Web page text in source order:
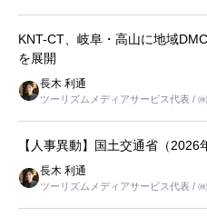
KNT-CT、岐阜・高山に地域
を展開
長木 利通
ツーリズムメディアサービス代表 /
【人事異動】国土交通省（
長木 利通
ツーリズムメディアサービス代表 /